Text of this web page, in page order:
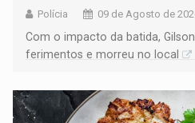
Polícia 09 de Agosto de
​Com o impacto da batida,
ferimentos e morreu no local